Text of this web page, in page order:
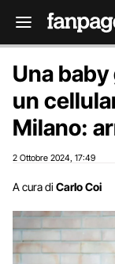
Una
un
Milano:
2 Ottobre 2024 17:49
A cura di Carlo Coi